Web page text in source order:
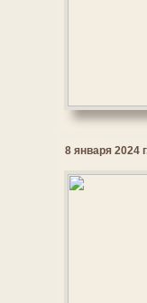
8 января 2024